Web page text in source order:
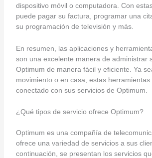
dispositivo móvil o computadora. Con
puede pagar su factura, programar una
su programación de televisión y más.
En resumen, las aplicaciones y
son una excelente manera de administrar
Optimum de manera fácil y eficiente. Ya
movimiento o en casa, estas
conectado con sus servicios de Optimum.
¿Qué tipos de servicio ofrece Optimum?
Optimum es una compañía de
ofrece una variedad de servicios a sus
continuación, se presentan los servicios